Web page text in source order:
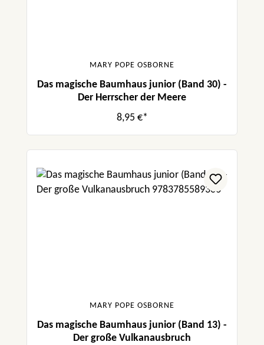
MARY POPE OSBORNE
Das magische Baumhaus junior (Band 30) -
Der Herrscher der Meere
8,95 €*
MARY POPE OSBORNE
Das magische Baumhaus junior (Band 13) -
Der große Vulkanausbruch